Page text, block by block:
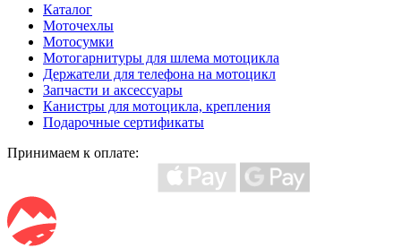
Каталог
Моточехлы
Мотосумки
Мотогарнитуры для шлема мотоцикла
Держатели для телефона на мотоцикл
Запчасти и аксессуары
Канистры для мотоцикла, крепления
Подарочные сертификаты
Принимаем к оплате: